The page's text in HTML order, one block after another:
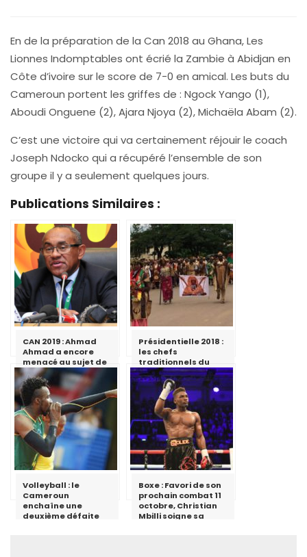
En de la préparation de la Can 2018 au Ghana, Les
Lionnes Indomptables ont écrié la Zambie à Abidjan en
Côte d’ivoire sur le score de 7-0 en amical. Les buts du
Cameroun portent les griffes de : Ngock Yango (1),
Aboudi Onguene (2), Ajara Njoya (2), Michaëla Abam (2).
C’est une victoire qui va certainement réjouir le coach
Joseph Ndocko qui a récupéré l’ensemble de son
groupe il y a seulement quelques jours.
Publications Similaires :
CAN 2019 : Ahmad
Ahmad a encore
menacé au sujet de
l’organisation par
le Cameroun
Présidentielle 2018 :
les chefs
traditionnels du
Sud apportent leur
soutien à Paul Biya
Volleyball : le
Cameroun
enchaîne une
deuxième défaite
Boxe : Favori de son
prochain combat 11
octobre, Christian
Mbilli soigne sa